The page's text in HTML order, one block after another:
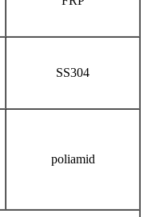
SS304
poliamid